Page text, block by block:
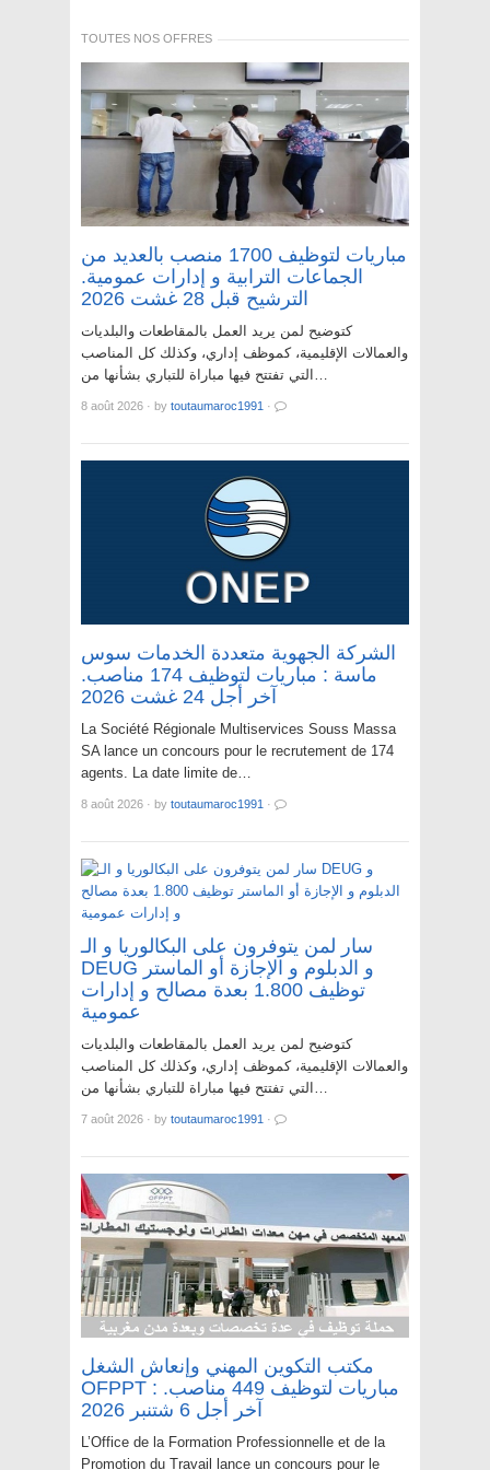
TOUTES NOS OFFRES
مباريات لتوظيف 1700 منصب بالعديد من
الجماعات الترابية و إدارات عمومية.
الترشيح قبل 28 غشت 2026
كتوضيح لمن يريد العمل بالمقاطعات والبلديات
والعمالات الإقليمية، كموظف إداري، وكذلك كل المناصب
التي تفتتح فيها مباراة للتباري بشأنها من…
8 août 2026 · by toutaumaroc1991 ·
الشركة الجهوية متعددة الخدمات سوس
ماسة : مباريات لتوظيف 174 مناصب.
آخر أجل 24 غشت 2026
La Société Régionale Multiservices Souss Massa
SA lance un concours pour le recrutement de 174
agents. La date limite de…
8 août 2026 · by toutaumaroc1991 ·
سار لمن يتوفرون على البكالوريا و الـ
DEUG و الدبلوم و الإجازة أو الماستر
توظيف 1.800 بعدة مصالح و إدارات
عمومية
كتوضيح لمن يريد العمل بالمقاطعات والبلديات
والعمالات الإقليمية، كموظف إداري، وكذلك كل المناصب
التي تفتتح فيها مباراة للتباري بشأنها من…
7 août 2026 · by toutaumaroc1991 ·
مكتب التكوين المهني وإنعاش الشغل
OFPPT : مباريات لتوظيف 449 مناصب.
آخر أجل 6 شتنبر 2026
L’Office de la Formation Professionnelle et de la
Promotion du Travail lance un concours pour le